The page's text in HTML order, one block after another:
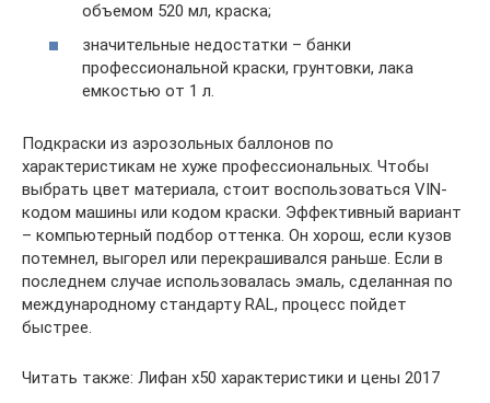
объемом 520 мл, краска;
значительные недостатки – банки
профессиональной краски, грунтовки, лака
емкостью от 1 л.
Подкраски из аэрозольных баллонов по
характеристикам не хуже профессиональных. Чтобы
выбрать цвет материала, стоит воспользоваться VIN-
кодом машины или кодом краски. Эффективный вариант
– компьютерный подбор оттенка. Он хорош, если кузов
потемнел, выгорел или перекрашивался раньше. Если в
последнем случае использовалась эмаль, сделанная по
международному стандарту RAL, процесс пойдет
быстрее.
Читать также: Лифан х50 характеристики и цены 2017